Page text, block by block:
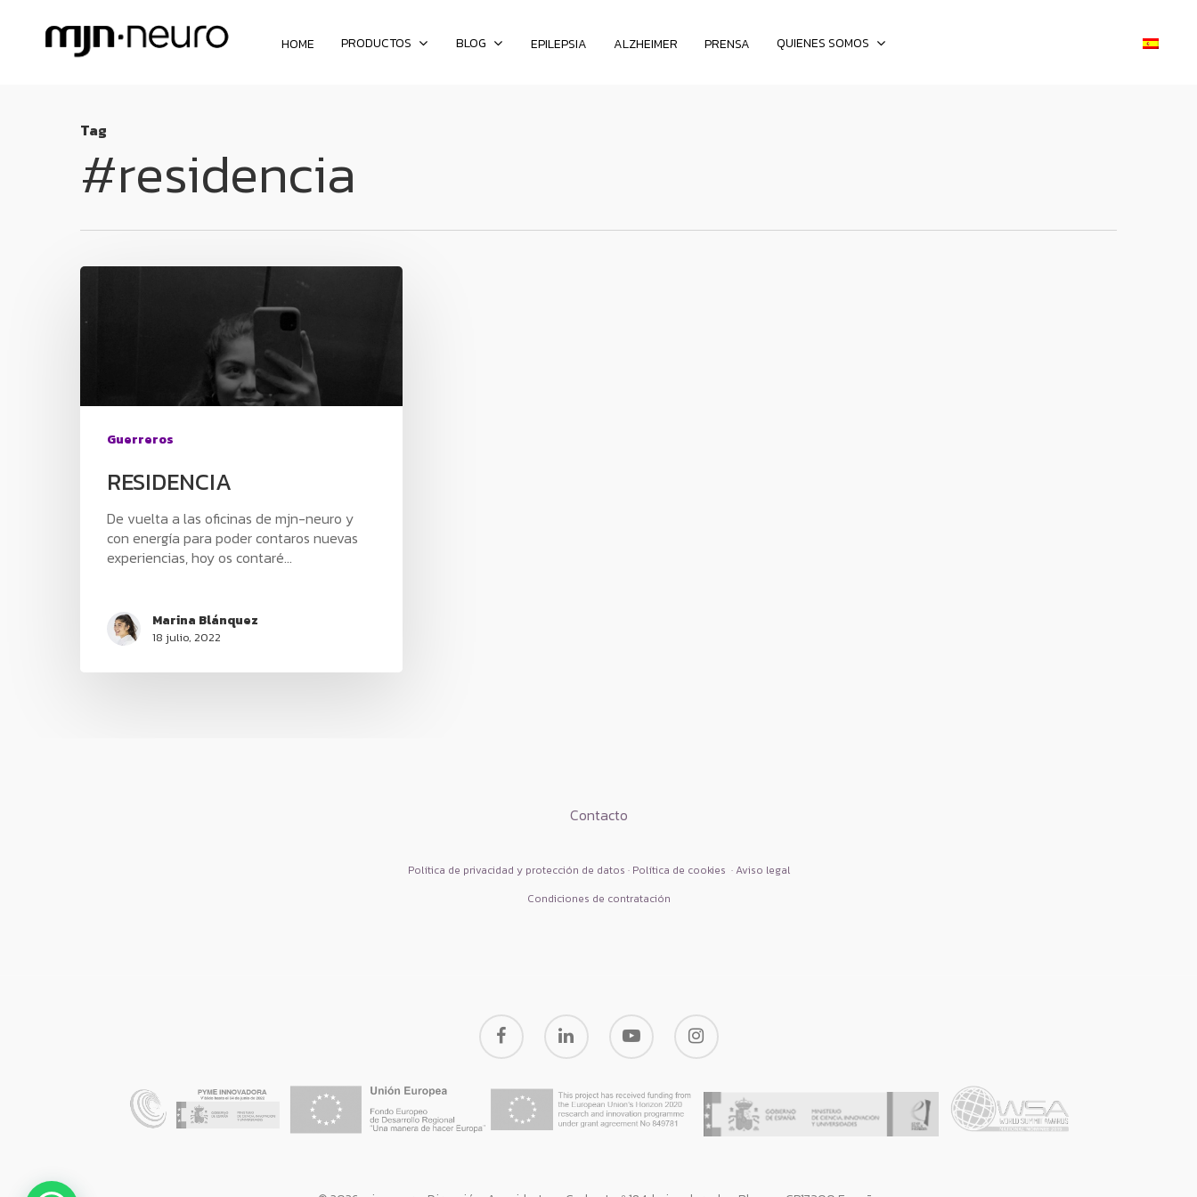
HOME PRODUCTOS BLOG EPILEPSIA ALZHEIMER PRENSA QUIENES SOMOS
Tag
#residencia
Guerreros
RESIDENCIA
De vuelta a las oficinas de mjn-neuro y
con energía para poder contaros nuevas
experiencias, hoy os contaré...
Marina Blánquez
18 julio, 2022
Contacto
Política de privacidad y protección de datos · Política de cookies ·Aviso legal
Condiciones de contratación